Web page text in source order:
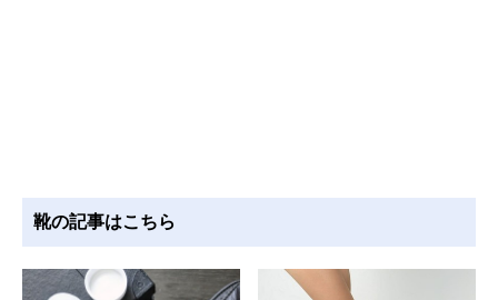
靴の記事はこちら